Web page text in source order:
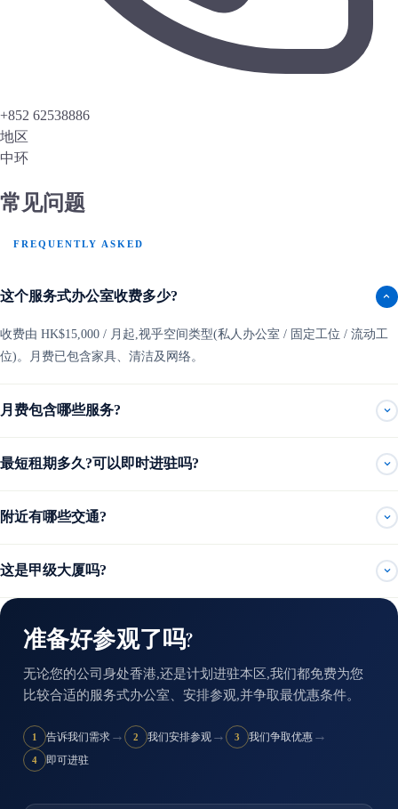
+852 62538886
地区
中环
常见问题
FREQUENTLY ASKED
这个服务式办公室收费多少?
收费由 HK$15,000 / 月起,视乎空间类型(私人办公室 / 固定工位 / 流动工
位)。月费已包含家具、清洁及网络。
月费包含哪些服务?
最短租期多久?可以即时进驻吗?
附近有哪些交通?
这是甲级大厦吗?
准备好参观了吗?
无论您的公司身处香港,还是计划进驻本区,我们都免费为您
比较合适的服务式办公室、安排参观,并争取最优惠条件。
1 告诉我们需求 → 2 我们安排参观 → 3 我们争取优惠 →
4 即可进驻